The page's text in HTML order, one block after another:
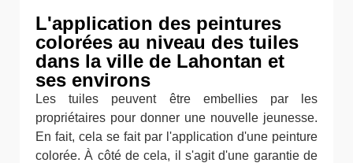
L'application des peintures
colorées au niveau des tuiles
dans la ville de Lahontan et
ses environs
Les tuiles peuvent être embellies par les
propriétaires pour donner une nouvelle jeunesse.
En fait, cela se fait par l'application d'une peinture
colorée. À côté de cela, il s'agit d'une garantie de